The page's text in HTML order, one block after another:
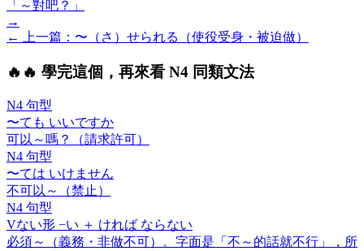
「～對吧？」
→
← 上一篇 ： 〜（さ）せられる（使役受身・被迫做）
🔥 🔥 學完這個，再來看 N4 同類文法
N4 句型
〜ても いいですか
可以～嗎？（請求許可）
N4 句型
〜ては いけません
不可以～（禁止）
N4 句型
Vない形 −い ＋ ければ ならない
必須～（義務・非做不可）。字面是「不～的話就不行」，所